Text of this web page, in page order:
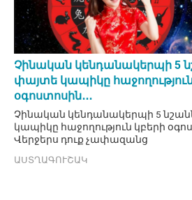
Չինական կենդանակերպի 5
փայտե կապիկը
օգոստոսին․․․
Չինական կենդանակերպի 5
կապիկը հաջողություն կբերի
Վերջերս դուք չափազանց
ԱՍՏՂԱԳՈՒՇԱԿ